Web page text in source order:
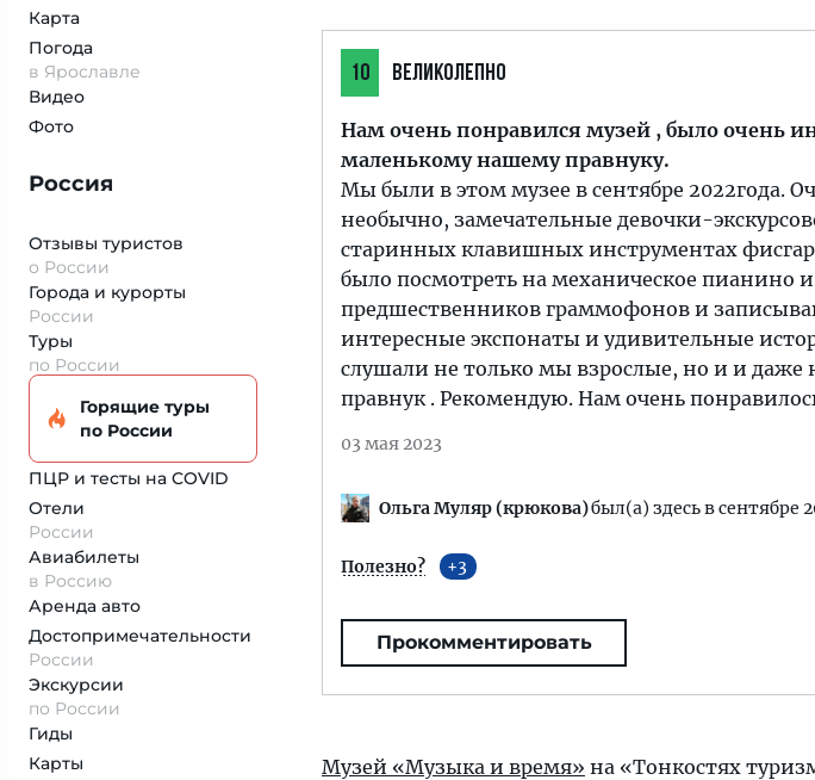
Карта
Погода
в Ярославле
Видео
Фото
Россия
Отзывы туристов
о России
Города и курорты
России
Туры
по России
Горящие туры
по России
ПЦР и тесты на COVID
Отели
России
Авиабилеты
в Россию
Аренда авто
Достопримеча­тельности
России
Экскурсии
по России
Гиды
Карты
10 ВЕЛИКОЛЕПНО
Нам очень понравился музей , было очень
маленькому нашему правнуку.
Мы были в этом музее в сентябре 2022года.
необычно, замечательные девочки-
старинных клавишных инструментах
было посмотреть на механическое пианино
предшественников граммофонов и
интересные экспонаты и удивительные
слушали не только мы взрослые, но и и
правнук . Рекомендую. Нам очень
03 мая 2023
Ольга Муляр (крюкова)был(а) здесь в сентябре
Полезно? 3
Прокомментировать
Музей «Музыка и время» на «Тонкостях